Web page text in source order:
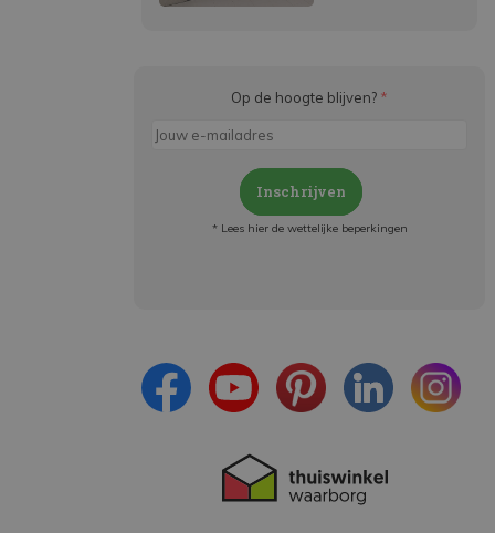
Op de hoogte blijven? *
Inschrijven
* Lees hier de wettelijke beperkingen